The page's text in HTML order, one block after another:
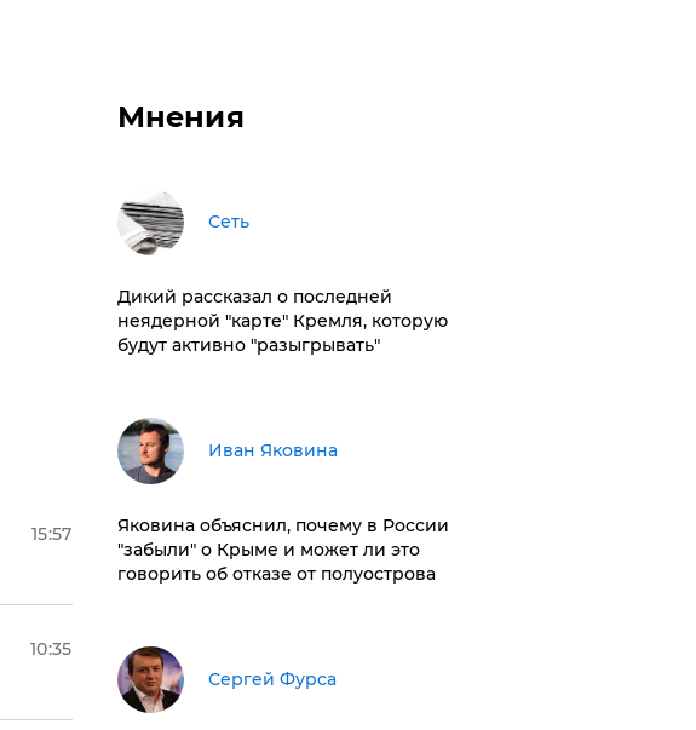
15:57
10:35
Мнения
Сеть
Дикий рассказал о последней
неядерной "карте" Кремля, которую
будут активно "разыгрывать"
Иван Яковина
Яковина объяснил, почему в России
"забыли" о Крыме и может ли это
говорить об отказе от полуострова
Сергей Фурса